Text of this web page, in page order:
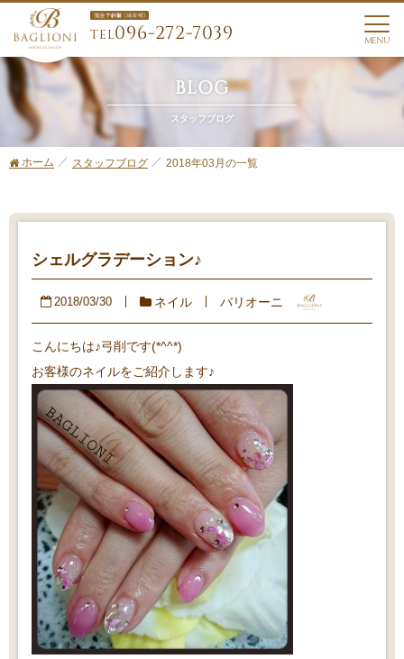
TEL096-272-7039 MENU
BLOG
スタッフブログ
ホーム スタッフブログ 2018年03月の一覧
シェルグラデーション♪
2018/03/30 ネイル バリオーニ
こんにちは♪弓削です(*^^*)
お客様のネイルをご紹介します♪